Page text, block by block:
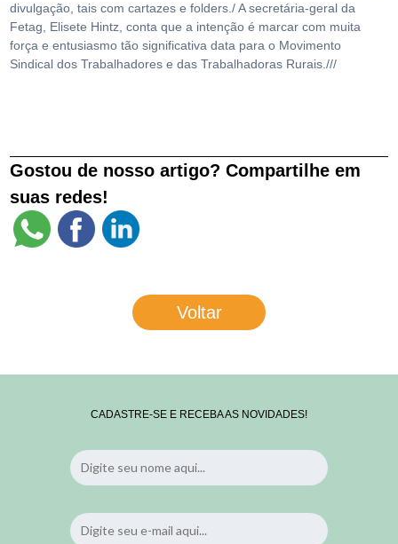
divulgação, tais com cartazes e folders./ A secretária-geral da
Fetag, Elisete Hintz, conta que a intenção é marcar com muita
força e entusiasmo tão significativa data para o Movimento
Sindical dos Trabalhadores e das Trabalhadoras Rurais.///
Gostou de nosso artigo? Compartilhe em
suas redes!
Voltar
CADASTRE-SE E RECEBA AS NOVIDADES!